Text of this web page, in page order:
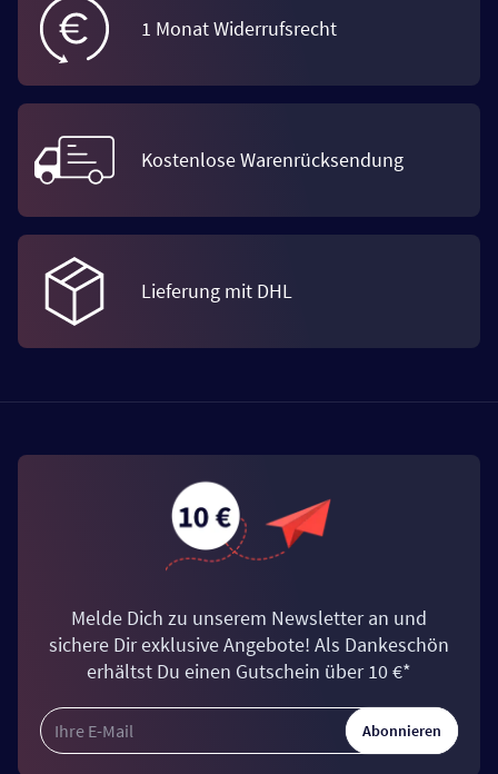
1 Monat Widerrufsrecht
Kostenlose Warenrücksendung
Lieferung mit DHL
Melde Dich zu unserem Newsletter an und
sichere Dir exklusive Angebote! Als Dankeschön
erhältst Du einen Gutschein über 10 €*
Abonnieren